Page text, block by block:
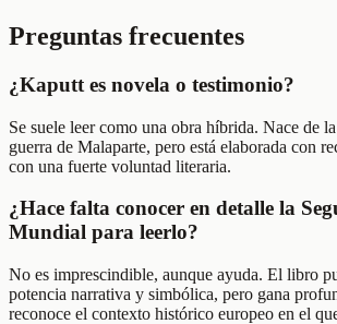
Preguntas frecuentes
¿Kaputt es novela o testimonio?
Se suele leer como una obra híbrida. Nace de
guerra de Malaparte, pero está elaborada con
con una fuerte voluntad literaria.
¿Hace falta conocer en detalle la
Mundial para leerlo?
No es imprescindible, aunque ayuda. El libro
potencia narrativa y simbólica, pero gana
reconoce el contexto histórico europeo en el